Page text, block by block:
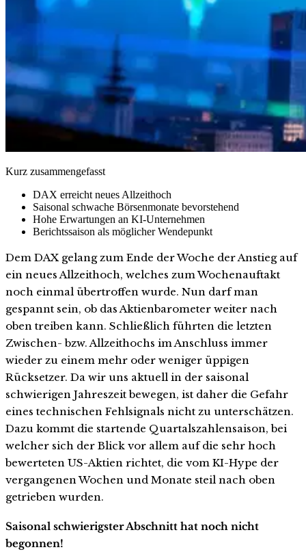
Kurz zusammengefasst
DAX erreicht neues Allzeithoch
Saisonal schwache Börsenmonate bevorstehend
Hohe Erwartungen an KI-Unternehmen
Berichtssaison als möglicher Wendepunkt
Dem DAX gelang zum Ende der Woche der Anstieg auf
ein neues Allzeithoch, welches zum Wochenauftakt
noch einmal übertroffen wurde. Nun darf man
gespannt sein, ob das Aktienbarometer weiter nach
oben treiben kann. Schließlich führten die letzten
Zwischen- bzw. Allzeithochs im Anschluss immer
wieder zu einem mehr oder weniger üppigen
Rücksetzer. Da wir uns aktuell in der saisonal
schwierigen Jahreszeit bewegen, ist daher die Gefahr
eines technischen Fehlsignals nicht zu unterschätzen.
Dazu kommt die startende Quartalszahlensaison, bei
welcher sich der Blick vor allem auf die sehr hoch
bewerteten US-Aktien richtet, die vom KI-Hype der
vergangenen Wochen und Monate steil nach oben
getrieben wurden.
Saisonal schwierigster Abschnitt hat noch nicht
begonnen!